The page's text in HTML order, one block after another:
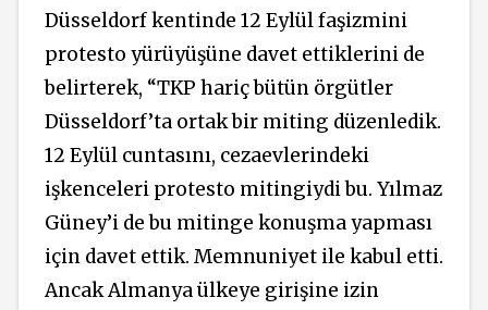
Düsseldorf kentinde 12 Eylül faşizmini
protesto yürüyüşüne davet ettiklerini de
belirterek, “TKP hariç bütün örgütler
Düsseldorf’ta ortak bir miting düzenledik.
12 Eylül cuntasını, cezaevlerindeki
işkenceleri protesto mitingiydi bu. Yılmaz
Güney’i de bu mitinge konuşma yapması
için davet ettik. Memnuniyet ile kabul etti.
Ancak Almanya ülkeye girişine izin